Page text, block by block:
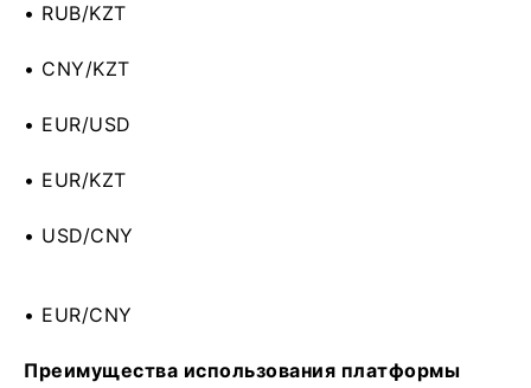
• RUB/KZT
• CNY/KZT
• EUR/USD
• EUR/KZT
• USD/CNY
• EUR/CNY
Преимущества использования платформы